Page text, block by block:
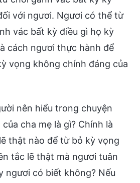
với ngươi. Ngươi có thể từ
vác bất kỳ điều gì họ kỳ
cách ngươi thực hành để
vọng không chính đáng của
nên hiểu trong chuyện
cha mẹ là gì? Chính là
thật nào để từ bỏ kỳ vọng
tắc lẽ thật mà ngươi tuân
ngươi có biết không? Nếu